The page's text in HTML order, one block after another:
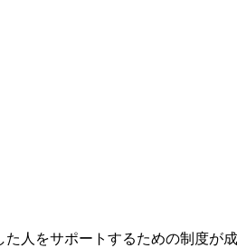
人をサポートするための制度が